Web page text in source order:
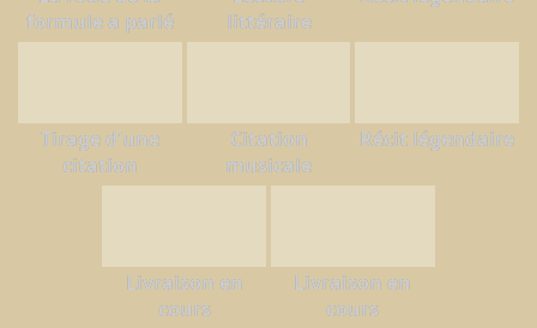
formule a parlé
littéraire
Tirage d'une
citation
Citation
musicale
Récit légendaire
Livraison en
cours
Livraison en
cours